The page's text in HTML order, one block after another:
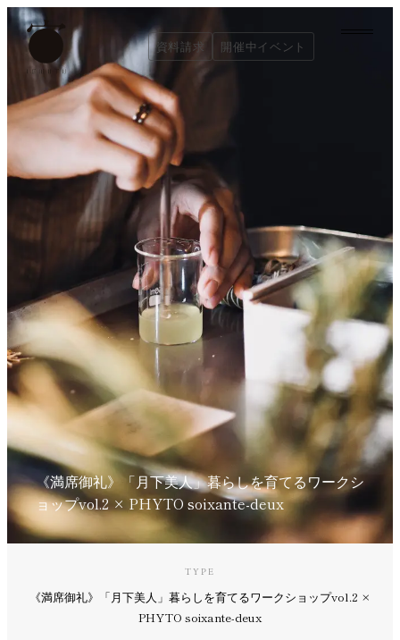
内
容
キ
ッ
資料請求
資料請求
開催中イベント
開催中イベント
《満席御礼》「月下美人」暮らしを育てるワークシ
ョップvol.2 × PHYTO soixante-deux
TYPE
《満席御礼》「月下美人」暮らしを育てるワークショップvol.2 ×
PHYTO soixante-deux